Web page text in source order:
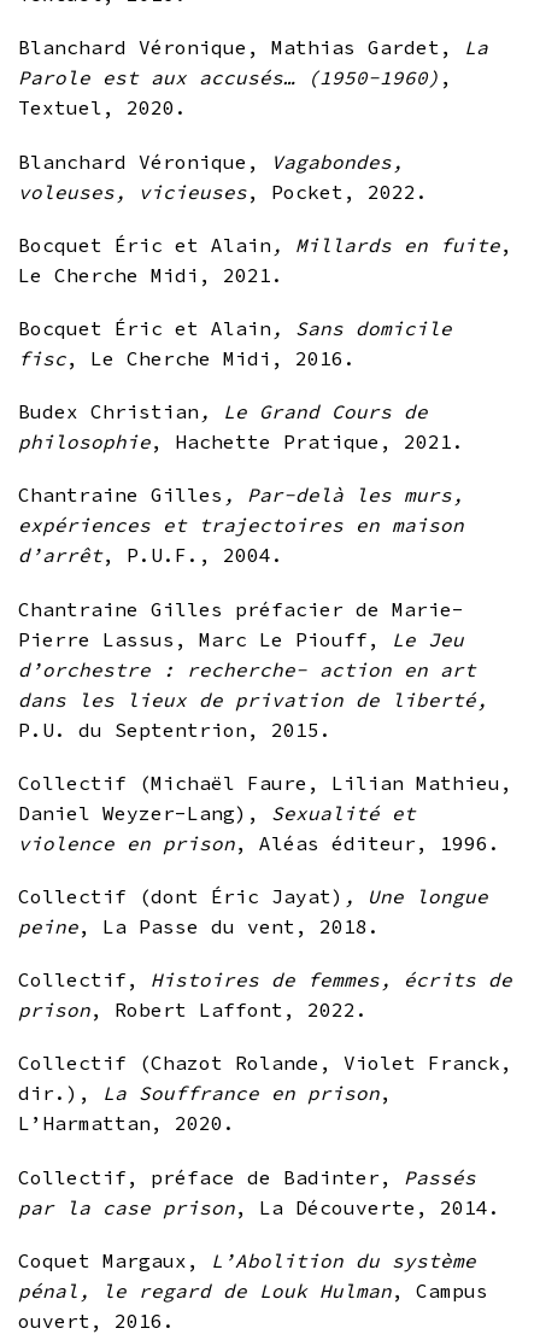
Blanchard Véronique, Mathias Gardet, La
Parole est aux accusés… (1950-1960) ,
Textuel, 2020.
Blanchard Véronique,
Vagabondes,
voleuses, vicieuses, Pocket, 2022.
Bocquet Éric et Alain , Millards en fuite,
Le Cherche Midi, 2021.
Bocquet Éric et Alain , Sans domicile
fisc, Le Cherche Midi, 2016.
Budex Christian , Le Grand Cours de
philosophie, Hachette Pratique, 2021.
Chantraine Gilles , Par-delà les murs,
expériences et trajectoires en maison
d’arrêt, P.U.F., 2004.
Chantraine Gilles préfacier de Marie-
Pierre Lassus, Marc Le Piouff,
Le Jeu
d’orchestre : recherche- action en art
dans les lieux de privation de liberté,
P.U. du Septentrion, 2015.
Collectif (Michaël Faure, Lilian Mathieu,
Daniel Weyzer-Lang), Sexualité et
violence en prison, Aléas éditeur, 1996.
Collectif (dont Éric Jayat) , Une longue
peine, La Passe du vent, 2018.
Collectif,
Histoires de femmes, écrits de
prison, Robert Laffont, 2022.
Collectif (Chazot Rolande, Violet Franck,
dir.), La Souffrance en prison,
L’Harmattan, 2020.
Collectif, préface de Badinter, Passés
par la case prison, La Découverte, 2014.
Coquet Margaux, L’Abolition du système
pénal, le regard de Louk Hulman, Campus
ouvert, 2016.